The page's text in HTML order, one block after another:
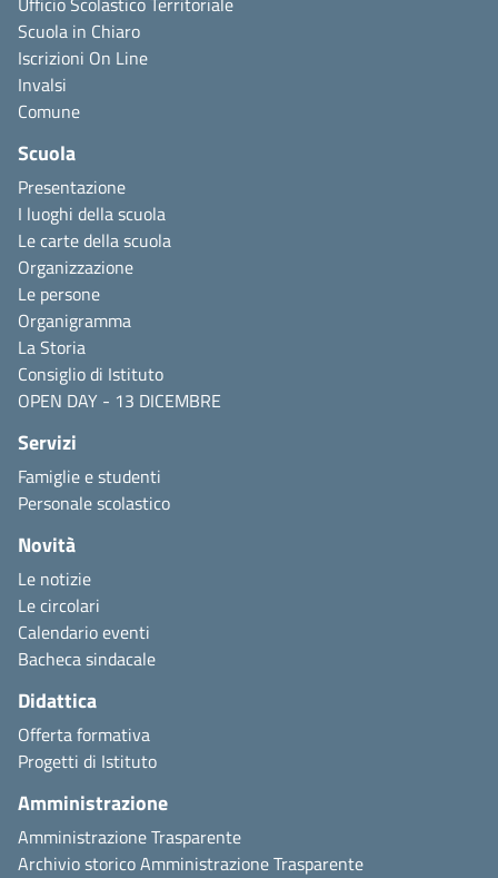
Scuola in Chiaro
Iscrizioni On Line
Invalsi
Comune
Scuola
Presentazione
I luoghi della scuola
Le carte della scuola
Organizzazione
Le persone
Organigramma
La Storia
Consiglio di Istituto
OPEN DAY - 13 DICEMBRE
Servizi
Famiglie e studenti
Personale scolastico
Novità
Le notizie
Le circolari
Calendario eventi
Bacheca sindacale
Didattica
Offerta formativa
Progetti di Istituto
Amministrazione
Amministrazione Trasparente
Archivio storico Amministrazione Trasparente